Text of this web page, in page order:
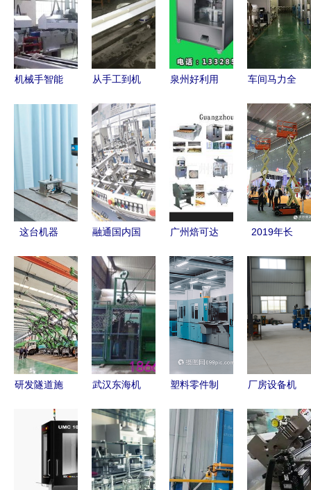
械展的机械
研发新趋势
能循环经济
新未来
——机械设
备研发的破
量产装配线
机械设备研
机械手智能
人力”的行
业变革
从手工到机
大智慧的水
磨年糕机如
何助力传统
美食现代化
泉州好利用
引领机械设
备研发新篇
车间马力全
苏 深圳五
区重点企业
生产一线直
击
这台机器
打磨“老师
傅”——机
械设备的智
能蜕变
融通国内国
能制造产业
新链条
广州焙可达
专注打蛋机
研发，助力
烘焙产业高
效升级
2019年长
机械展览会
丨捷尔杰
关注技术研
发，满足市
场需求
研发隧道施
金海外市场
备研发的战
武汉东海机
播技术与园
林机械的行
业创新者
塑料零件制
下的机械设
备研发之旅
厂房设备机
动现代工业
升级的核心
引擎